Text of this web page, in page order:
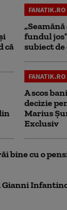
că
FANATIK.RO
fundul
subiect
FANATIK.RO
A scos
decizie
Marius
Exclusiv
bine cu o
Gianni